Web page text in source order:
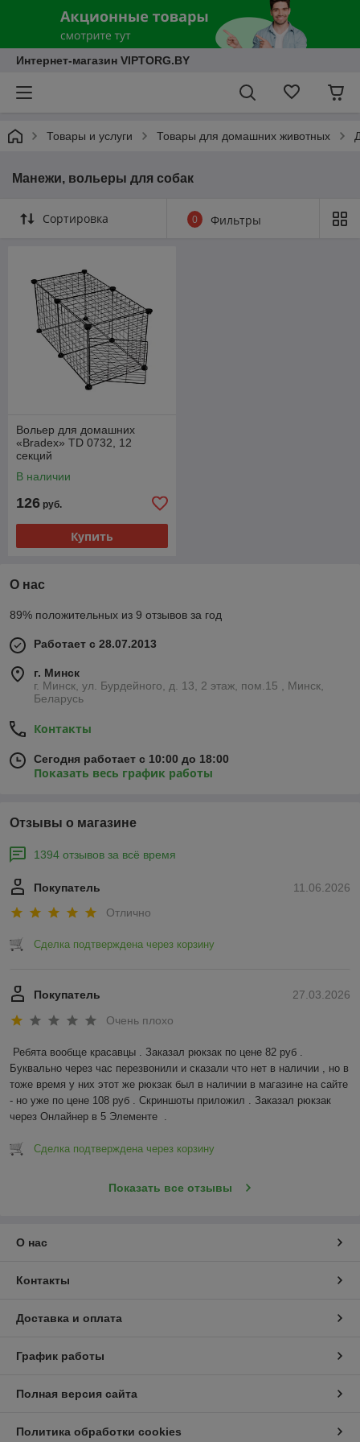
Интернет-магазин VIPTORG.BY
Товары и услуги Товары для домашних животных
Манежи, вольеры для собак
Сортировка 0 Фильтры
Вольер для домашних
«Bradex» TD 0732, 12
секций
В наличии
126 руб.
Купить
О нас
89% положительных из 9 отзывов за год
Работает с 28.07.2013
г. Минск
г. Минск, ул. Бурдейного, д. 13, 2 этаж, пом.15 , Минск,
Беларусь
Контакты
Сегодня работает с 10:00 до 18:00
Показать весь график работы
Отзывы о магазине
1394 отзывов за всё время
11.06.2026
Покупатель
Отлично
Сделка подтверждена через корзину
27.03.2026
Покупатель
Очень плохо
Ребята вообще красавцы . Заказал рюкзак по цене 82 руб .
Буквально через час перезвонили и сказали что нет в наличии , но в
тоже время у них этот же рюкзак был в наличии в магазине на сайте
- но уже по цене 108 руб . Скриншоты приложил . Заказал рюкзак
через Онлайнер в 5 Элементе  .
Сделка подтверждена через корзину
Показать все отзывы
О нас
Контакты
Доставка и оплата
График работы
Полная версия сайта
Политика обработки cookies